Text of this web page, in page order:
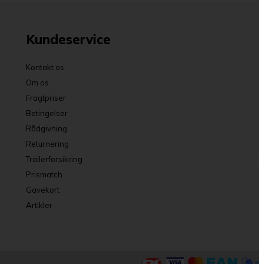
Kundeservice
Kontakt os
Om os
Fragtpriser
Betingelser
Rådgivning
Returnering
Trailerforsikring
Prismatch
Gavekort
Artikler